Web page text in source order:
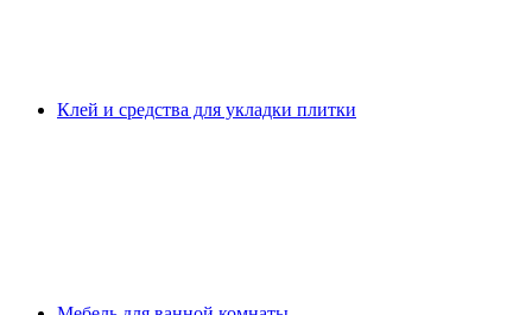
Клей и средства для укладки плитки